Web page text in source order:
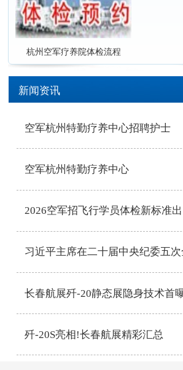
杭州空军疗养院体检流程
新闻资讯
空军杭州特勤疗养中心招聘护士
空军杭州特勤疗养中心
2026空军招飞行学员体检新标准出
长春航展歼-20静态展隐身技术首
歼-20S亮相!长春航展精彩汇总